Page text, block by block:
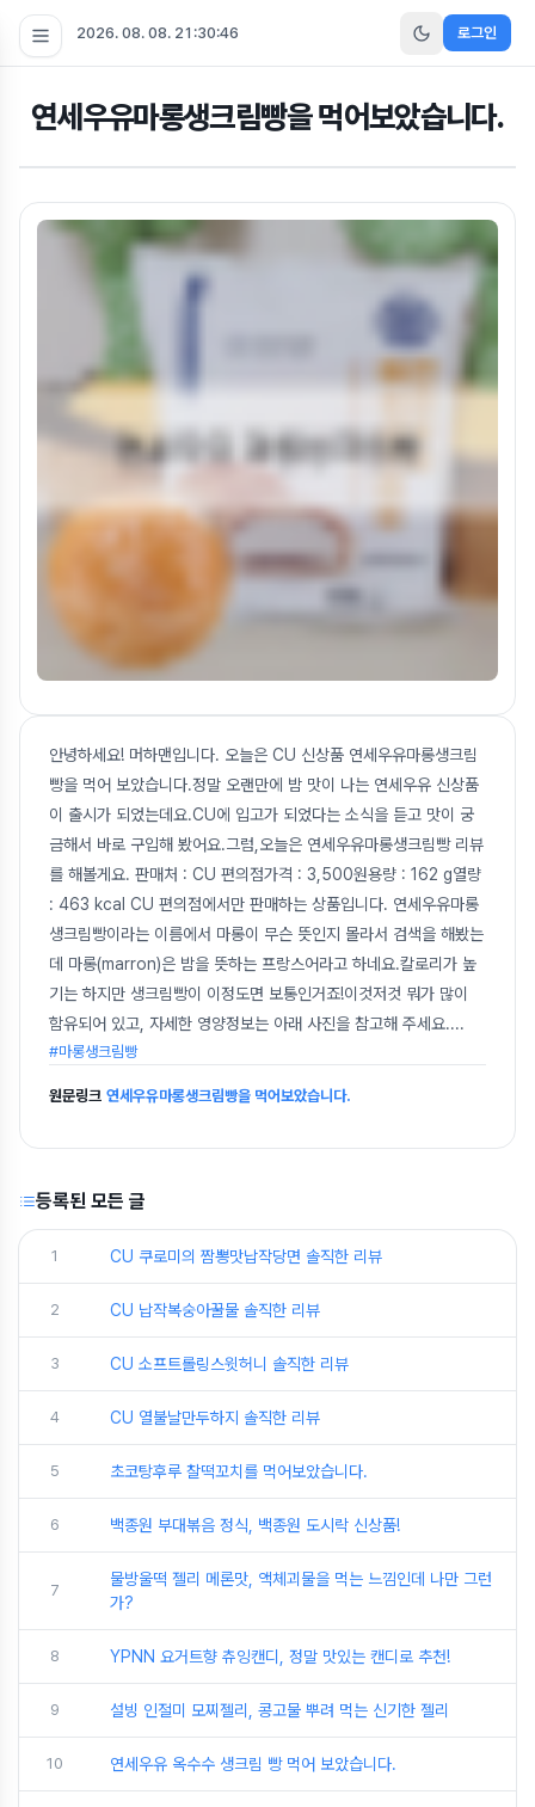
2026. 08. 08. 21:30:47 로그인
연세우유마롱생크림빵을 먹어보았습니다.
안녕하세요! 머하맨입니다. 오늘은 CU 신상품 연세우유마롱생크림
빵을 먹어 보았습니다.정말 오랜만에 밤 맛이 나는 연세우유 신상품
이 출시가 되었는데요.CU에 입고가 되었다는 소식을 듣고 맛이 궁
금해서 바로 구입해 봤어요.그럼,오늘은 연세우유마롱생크림빵 리뷰
를 해볼게요. 판매처 : CU 편의점가격 : 3,500원용량 : 162 g열량
: 463 kcal CU 편의점에서만 판매하는 상품입니다. 연세우유마롱
생크림빵이라는 이름에서 마롱이 무슨 뜻인지 몰라서 검색을 해봤는
데 마롱(marron)은 밤을 뜻하는 프랑스어라고 하네요.칼로리가 높
기는 하지만 생크림빵이 이정도면 보통인거죠!이것저것 뭐가 많이
함유되어 있고, 자세한 영양정보는 아래 사진을 참고해 주세요....
#마롱생크림빵
원문링크 연세우유마롱생크림빵을 먹어보았습니다.
등록된 모든 글
1 CU 쿠로미의 짬뽕맛납작당면 솔직한 리뷰
2 CU 납작복숭아꿀물 솔직한 리뷰
3 CU 소프트롤링스윗허니 솔직한 리뷰
4 CU 열불날만두하지 솔직한 리뷰
5 초코탕후루 찰떡꼬치를 먹어보았습니다.
6 백종원 부대볶음 정식, 백종원 도시락 신상품!
7
물방울떡 젤리 메론맛, 액체괴물을 먹는 느낌인데 나만 그런
가?
8 YPNN 요거트향 츄잉캔디, 정말 맛있는 캔디로 추천!
9 설빙 인절미 모찌젤리, 콩고물 뿌려 먹는 신기한 젤리
10 연세우유 옥수수 생크림 빵 먹어 보았습니다.